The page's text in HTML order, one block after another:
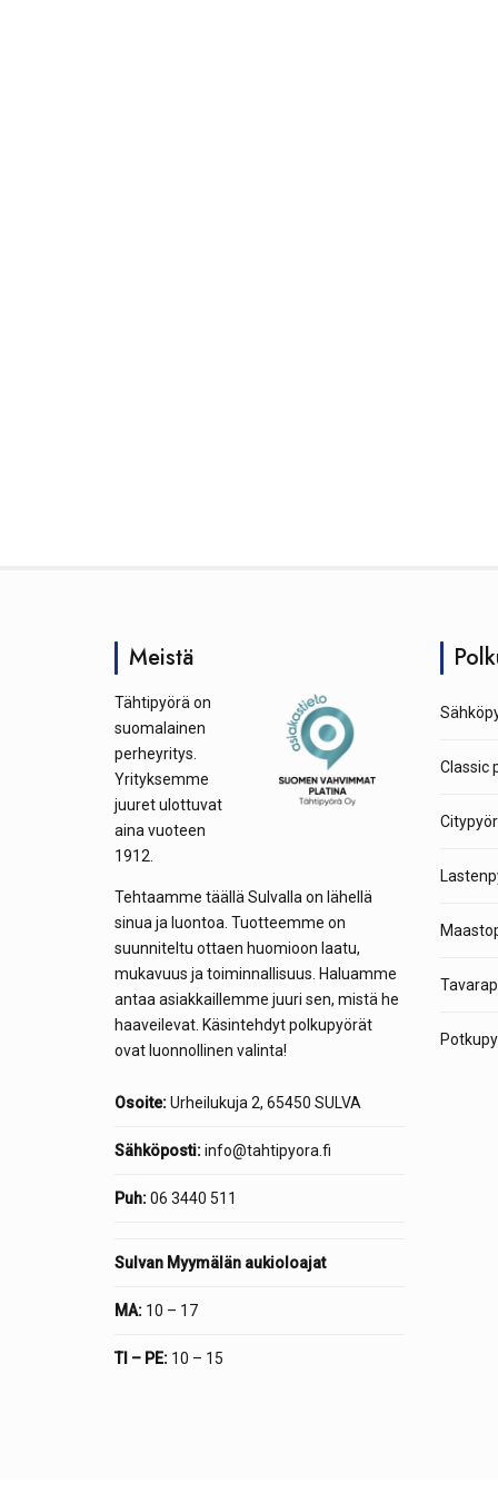
Meistä
Tähtipyörä on
suomalainen
perheyritys.
Yrityksemme
juuret ulottuvat
aina vuoteen
1912.
Tehtaamme täällä Sulvalla on lähellä
sinua ja luontoa. Tuotteemme on
suunniteltu ottaen huomioon laatu,
mukavuus ja toiminnallisuus. Haluamme
antaa asiakkaillemme juuri sen, mistä he
haaveilevat. Käsintehdyt polkupyörät
ovat luonnollinen valinta!
Osoite:Urheilukuja 2, 65450 SULVA
Sähköposti:info@tahtipyora.fi
Puh:06 3440 511
Sulvan Myymälän aukioloajat
MA: 10 – 17
TI – PE: 10 – 15
Classic